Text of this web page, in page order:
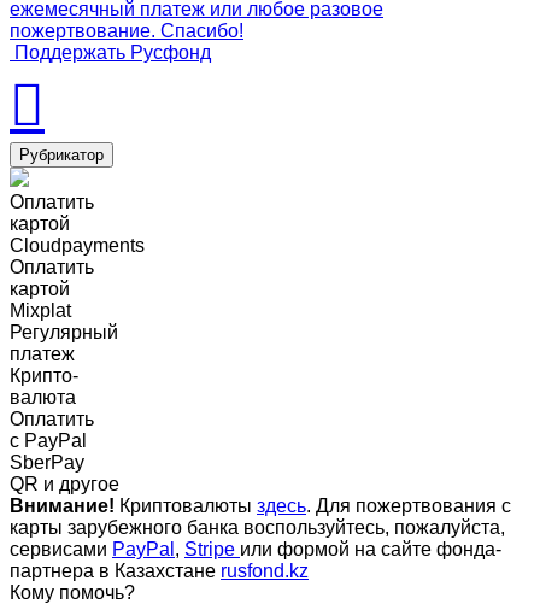
ежемесячный платеж или любое разовое
пожертвование. Спасибо!
Поддержать Русфонд
Рубрикатор
Оплатить
картой
Cloudpayments
Оплатить
картой
Mixplat
Регулярный
платеж
Крипто-
валюта
Оплатить
c PayPal
SberPay
QR и другое
Внимание! Криптовалюты здесь. Для пожертвования с
карты зарубежного банка воспользуйтесь, пожалуйста,
сервисами PayPal , Stripe или формой на сайте фонда-
партнера в Казахстане rusfond.kz
Кому помочь?